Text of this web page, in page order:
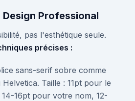
Design Professional
pas l'esthétique seule.
précises :
sans-serif sobre comme
Taille : 11pt pour le
16pt pour votre nom, 12-